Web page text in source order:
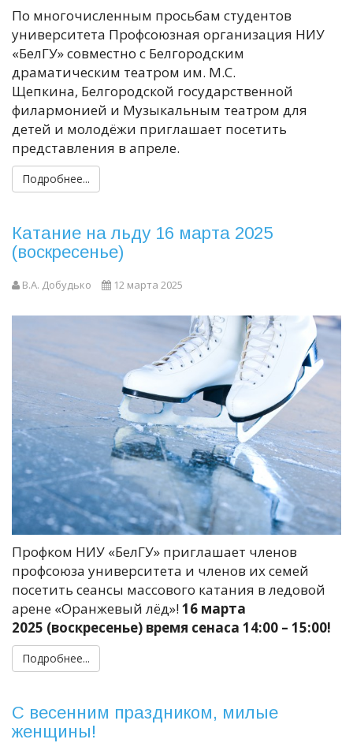
По многочисленным просьбам студентов
университета Профсоюзная организация НИУ
«БелГУ» совместно с Белгородским
драматическим театром им. М.С.
Щепкина, Белгородской государственной
филармонией и Музыкальным театром для
детей и молодёжи приглашает посетить
представления в апреле.
Подробнее...
Катание на льду 16 марта 2025
(воскресенье)
В.А. Добудько 12 марта 2025
Профком НИУ «БелГУ» приглашает членов
профсоюза университета и членов их семей
посетить сеансы массового катания в ледовой
арене «Оранжевый лёд»!16 марта
2025 (воскресенье) время сенаса 14:00 – 15:00!
Подробнее...
С весенним праздником, милые
женщины!